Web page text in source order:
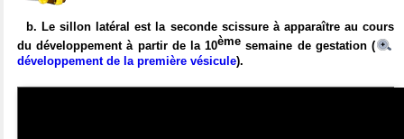
b. Le sillon latéral est la seconde scissure à apparaître au cours
du développement à partir de la 10ème semaine de gestation (
développement de la première vésicule).